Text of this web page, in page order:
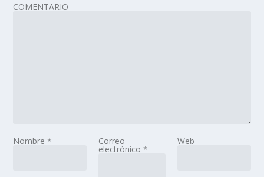
COMENTARIO
Nombre* Correo
electrónico *
Web